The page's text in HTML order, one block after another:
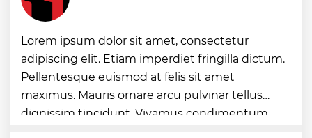
Arbil Akın kadın muhtarlarla buluştu
Antalya Konyaaltı’nın merkez ve yayla
yolları yenilenecek
Lorem ipsum dolor sit amet, consectetur
adipiscing elit. Etiam imperdiet fringilla dictum.
Pellentesque euismod at felis sit amet
maximus. Mauris ornare arcu pulvinar tellus
dignissim tincidunt. Vivamus condimentum